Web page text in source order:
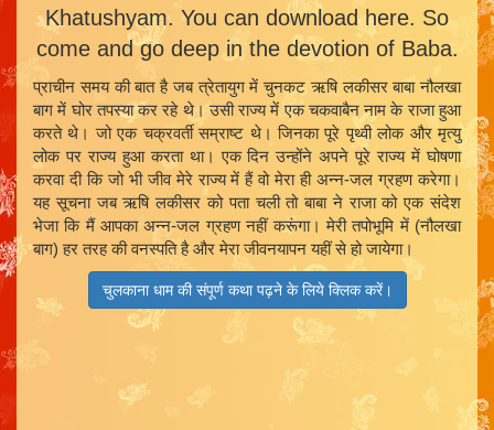
Khatushyam. You can download here. So
come and go deep in the devotion of Baba.
प्राचीन समय की बात है जब त्रेतायुग में चुनकट ऋषि लकीसर बाबा नौलखा
बाग में घोर तपस्या कर रहे थे। उसी राज्य में एक चकवाबैन नाम के राजा हुआ
करते थे। जो एक चक्रवर्ती सम्राष्ट थे। जिनका पूरे पृथ्वी लोक और मृत्यु
लोक पर राज्य हुआ करता था। एक दिन उन्होंने अपने पूरे राज्य में घोषणा
करवा दी कि जो भी जीव मेरे राज्य में हैं वो मेरा ही अन्न-जल ग्रहण करेगा।
यह सूचना जब ऋषि लकीसर को पता चली तो बाबा ने राजा को एक संदेश
भेजा कि मैं आपका अन्न-जल ग्रहण नहीं करूंगा। मेरी तपोभूमि में (नौलखा
बाग) हर तरह की वनस्पति है और मेरा जीवनयापन यहीं से हो जायेगा।
चुलकाना धाम की संपूर्ण कथा पढ़ने के लिये क्लिक करें।